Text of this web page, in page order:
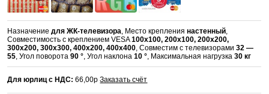
Назначениедля ЖК-телевизора, Место креплениянастенный,
Совместимость с креплением VESA100x100, 200x100, 200x200,
300x200, 300x300, 400x200, 400x400, Совместим с телевизорами32 —
55, Угол поворота90 °, Угол наклона10 °, Максимальная нагрузка30 кг
Для юрлиц с НДС: 66,00рЗаказать счёт